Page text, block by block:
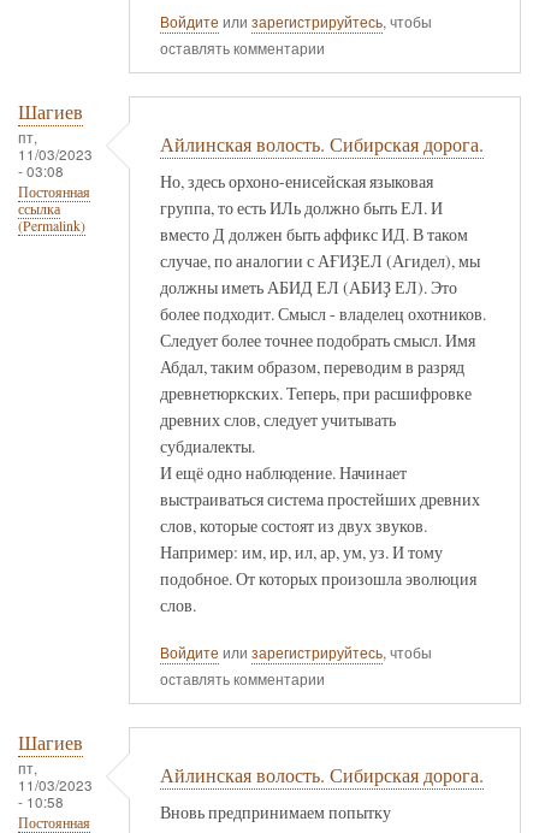
Войдите или зарегистрируйтесь, чтобы
оставлять комментарии
Шагиев
пт,
11/03/2023
- 03:08
Постоянная
ссылка
(Permalink)
Айлинская волость. Сибирская дорога.
Но, здесь орхоно-енисейская языковая
группа, то есть ИЛь должно быть ЕЛ. И
вместо Д должен быть аффикс ИД. В таком
случае, по аналогии с АҒИҘЕЛ (Агидел), мы
должны иметь АБИД ЕЛ (АБИҘ ЕЛ). Это
более подходит. Смысл - владелец охотников.
Следует более точнее подобрать смысл. Имя
Абдал, таким образом, переводим в разряд
древнетюркских. Теперь, при расшифровке
древних слов, следует учитывать
субдиалекты.
И ещё одно наблюдение. Начинает
выстраиваться система простейших древних
слов, которые состоят из двух звуков.
Например: им, ир, ил, ар, ум, уз. И тому
подобное. От которых произошла эволюция
слов.
Войдите или зарегистрируйтесь, чтобы
оставлять комментарии
Шагиев
пт,
11/03/2023
- 10:58
Постоянная
Айлинская волость. Сибирская дорога.
Вновь предпринимаем попытку